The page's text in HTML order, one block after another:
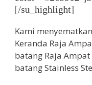
[/su_highlight]
Kami
Keranda Raja
batang Raja
batang Stainless